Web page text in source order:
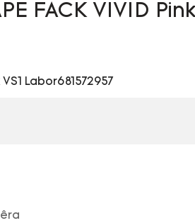
FACK VIVID
VS1 Labor681572957